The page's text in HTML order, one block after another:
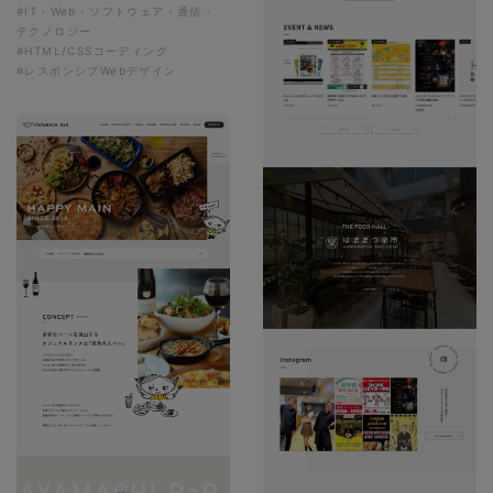
#IT・Web・ソフトウェア・通信・
テクノロジー
#HTML/CSSコーディング
#レスポンシブWebデザイン